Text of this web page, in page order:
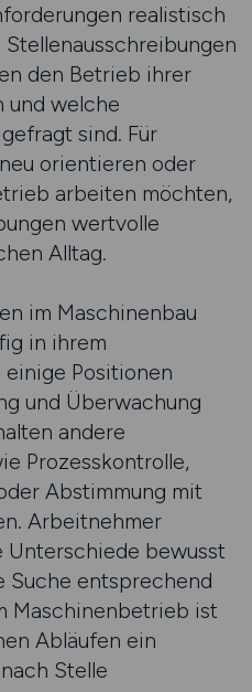
realistisch
den Betrieb ihrer
und welche
sind. Für
orientieren oder
arbeiten möchten,
wertvolle
Alltag.
im Maschinenbau
in ihrem
Positionen
und Überwachung
andere
Prozesskontrolle,
Abstimmung mit
Arbeitnehmer
bewusst
Suche entsprechend
Maschinenbetrieb ist
Abläufen ein
Stelle